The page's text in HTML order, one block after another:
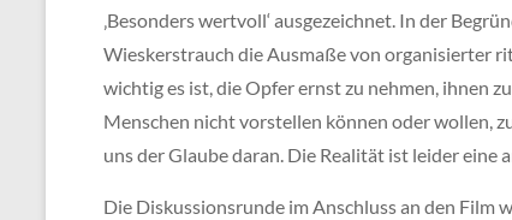
‚Besonders wertvoll‘ ausgezeichnet. In der
Wieskerstrauch die Ausmaße von organisierter
wichtig es ist, die Opfer ernst zu nehmen, ihnen
Menschen nicht vorstellen können oder wollen,
uns der Glaube daran. Die Realität ist leider eine
Die Diskussionsrunde im Anschluss an den Film